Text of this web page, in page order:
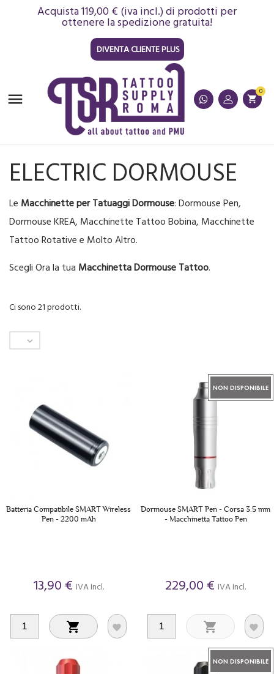
Acquista 119,00 € (iva incl.) di prodotti per
ottenere la spedizione gratuita!
DIVENTA CLIENTE PLUS
 shopping_cart
0
ELECTRIC DORMOUSE
Le Macchinette per Tatuaggi Dormouse: Dormouse Pen,
Dormouse KREA, Macchinette Tattoo Bobina, Macchinette
Tattoo Rotative e Molto Altro.
Scegli Ora la tua Macchinetta Dormouse Tattoo.
Ci sono 21 prodotti.

Batteria Compatibile SMART Wireless
Pen - 2200 mAh
13,90 € IVA Incl.
 
NON DISPONIBILE
Dormouse SMART Pen - Corsa 3.5 mm
- Macchinetta Tattoo Pen
229,00 € IVA Incl.
 
NON DISPONIBILE